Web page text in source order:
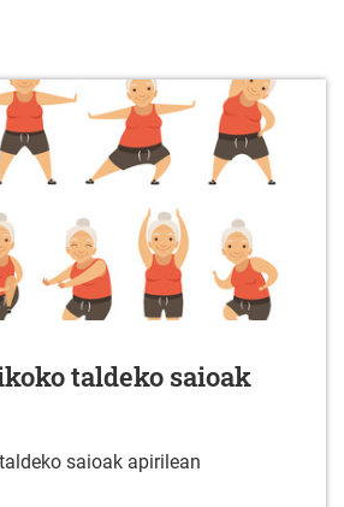
taldeko saioak
saioak apirilean